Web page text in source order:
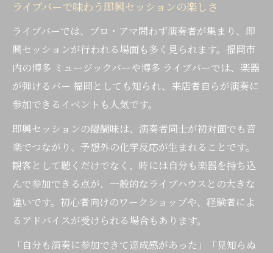
ライブバーで味わう即興セッションの楽しさ
ライブバーでは、プロ・アマ問わず演奏者が集まり、即
興セッションが行われる場面も多く見られます。福岡市
内の博多 ミュージックバーや博多 ライブバーでは、楽器
が弾けるバー 福岡としても知られ、来店者自らが演奏に
参加できるイベントも人気です。
即興セッションの醍醐味は、演奏者同士が初対面でも音
楽でつながり、予想外の化学反応が生まれることです。
観客として聴くだけでなく、時には自分も楽器を持ち込
んで参加できる点が、一般的なライブハウスとの大きな
違いです。初心者向けのワークショップや、経験者によ
るアドバイスが受けられる場合もあります。
「自分も演奏に参加できて達成感があった」「見知らぬ